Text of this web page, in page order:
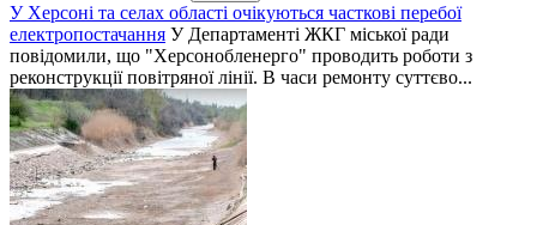
У Херсоні та селах області очікуються часткові перебої
електропостачання У Департаменті ЖКГ міської ради
повідомили, що "Херсонобленерго" проводить роботи з
реконструкції повітряної лінії. В часи ремонту суттєво...